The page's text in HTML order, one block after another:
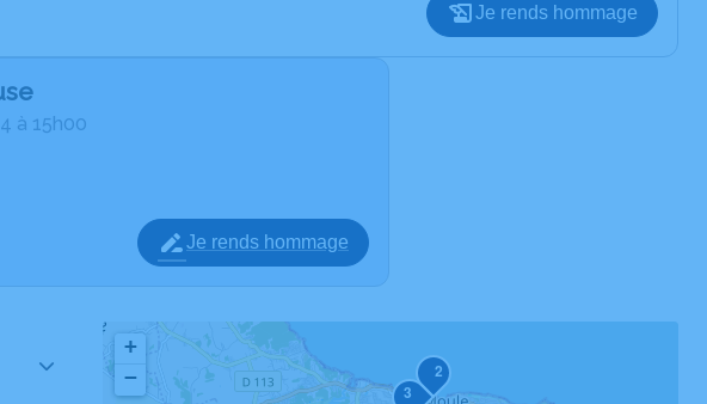
Je rends hommage
à 15h00
Je rends hommage
2
3
+
−